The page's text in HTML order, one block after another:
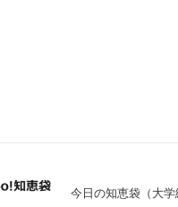
今日の知恵袋（大学